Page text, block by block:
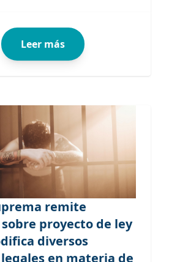
Leer más
remite
proyecto de ley
diversos
en materia de